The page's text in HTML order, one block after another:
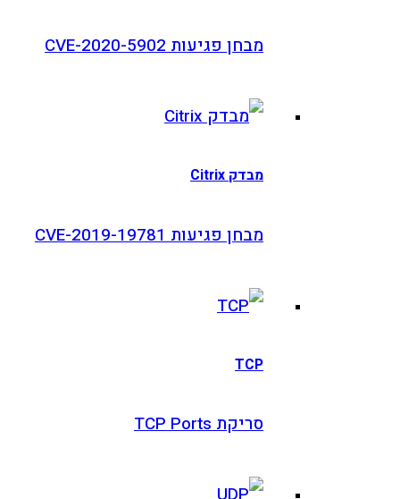
מבחן פגיעות CVE-2020-5902
מבחן פגיעות CVE-2019-19781
סריקת TCP Ports